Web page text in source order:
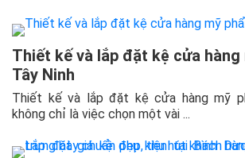
Thiết kế và lắp đặt kệ cửa hàng
Tây Ninh
Thiết kế và lắp đặt kệ cửa hàng mỹ
không chỉ là việc chọn một vài ...